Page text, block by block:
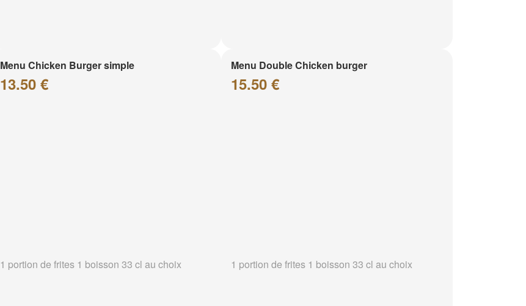
Menu Chicken Burger simple
13.50 €
1 portion de frites 1 boisson 33 cl au choix
Menu Double Chicken burger
15.50 €
1 portion de frites 1 boisson 33 cl au choix